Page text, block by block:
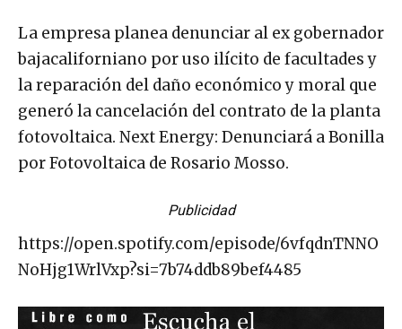
La empresa planea denunciar al ex gobernador
bajacaliforniano por uso ilícito de facultades y
la reparación del daño económico y moral que
generó la cancelación del contrato de la planta
fotovoltaica. Next Energy: Denunciará a Bonilla
por Fotovoltaica de Rosario Mosso.
Publicidad
https://open.spotify.com/episode/6vfqdnTNNO
NoHjg1WrlVxp?si=7b74ddb89bef4485